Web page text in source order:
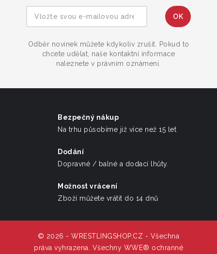
Odběr novinek můžete kdykoliv zrušit. Pokud to
chcete udělat, naše kontaktní informace
naleznete v právním oznámení.
Bezpečný nákup
Na trhu působíme již více než 15 let
Dodání
Dopravné / balné a dodací lhůty.
Možnost vrácení
Zboží můžete vrátit do 14 dnů
© 2026 - WRESTLINGSHOP.CZ - Všechna
práva vyhrazena. Všechny WWE® ochranné